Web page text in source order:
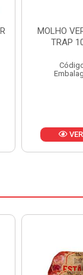
FRUTAS
CX